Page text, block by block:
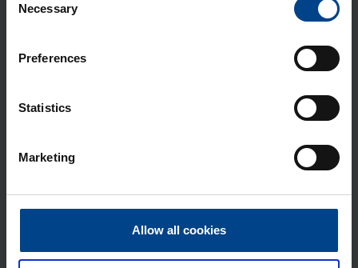
Selection
Necessary
Preferences
Statistics
Marketing
Allow all cookies
Kom­pak­ti­kat­kai­si­ja h3+ p160 aset.
TM-suo­ja­re­leel­lä 4-na­pai­nen 160A
TM-suo­ja­re­leel­lä 3-na­pai­nen 25A
Tuotekoodi: HHS025DC
Kom­pak­ti­kat­kai­si­ja h3+ p160 aset.
TM-suo­ja­re­leel­lä 3-na­pai­nen 40A